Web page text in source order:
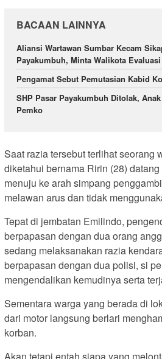
BACAAN LAINNYA
Aliansi Wartawan Sumbar Kecam
Payakumbuh, Minta Walikota Evaluasi
Pengamat Sebut Pemutasian Kabid
SHP Pasar Payakumbuh Ditolak,
Pemko
Saat razia tersebut terlihat seorang
diketahui bernama Ririn (28)
menuju ke arah simpang
melawan arus dan tidak
Tepat di jembatan Emilindo,
berpapasan dengan dua orang
sedang melaksanakan razia
berpapasan dengan dua polisi, si
mengendalikan kemudinya serta
Sementara warga yang berada di
dari motor langsung berlari
korban.
Akan tetapi entah siapa yang